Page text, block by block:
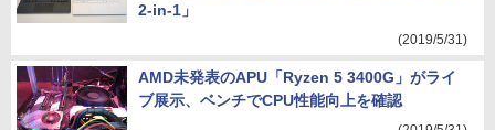
2-in-1」
(2019/5/31)
AMD未発表のAPU「Ryzen 5 3400G」がライ
ブ展示、ベンチでCPU性能向上を確認